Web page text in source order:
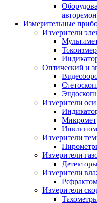
Измерительные
Измерители
Оптический и
Измерители
Измерители
Измерители
Измерители
Измерители